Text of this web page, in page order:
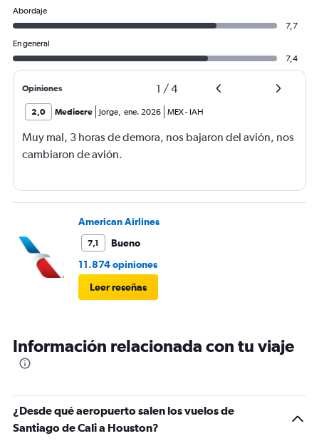
Abordaje
7,7
En general
7,4
Opiniones 1 /4
2,0 Mediocre Jorge, ene. 2026 MEX- IAH
Muy mal, 3 horas de demora, nos bajaron del avión, nos
cambiaron de avión.
American Airlines
7,1
Bueno
11.874 opiniones
Leer reseñas
Información relacionada con tu viaje
¿Desde qué aeropuerto salen los vuelos de
Santiago de Cali a Houston?